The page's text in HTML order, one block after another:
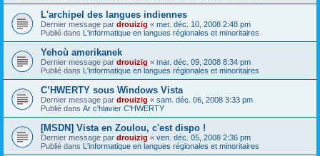
L'archipel des langues indiennes
Dernier message par drouizig « mer. déc. 10, 2008 2:48 pm
Publié dans L'informatique en langues régionales et minoritaires
Yehoù amerikanek
Dernier message par drouizig « mar. déc. 09, 2008 8:34 pm
Publié dans L'informatique en langues régionales et minoritaires
C’HWERTY sous Windows Vista
Dernier message par drouizig « sam. déc. 06, 2008 3:33 pm
Publié dans Ar c'hlavier C'HWERTY
[MSDN] Vista en Zoulou, c'est dispo !
Dernier message par drouizig « ven. déc. 05, 2008 2:36 pm
Publié dans L'informatique en langues régionales et minoritaires